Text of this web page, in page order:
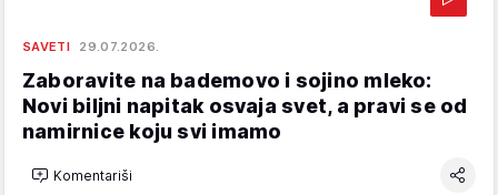
SAVETI 29.07.2026.
Zaboravite na bademovo i sojino mleko:
Novi biljni napitak osvaja svet, a pravi se od
namirnice koju svi imamo
Komentariši